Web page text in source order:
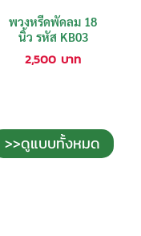
พวงหรีดพัดลม 18
นิ้ว รหัส KB03
2,500 บาท
>>ดูแบบทั้งหมด